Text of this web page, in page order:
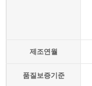
제조연월
품질보증기준